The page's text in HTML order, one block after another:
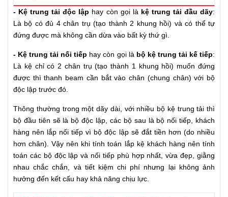
- Kệ trung tải độc lập hay còn gọi là kệ trung tải đầu dãy:
Là bộ có đủ 4 chân trụ (tạo thành 2 khung hồi) và có thể tự
đứng được mà không cần dừa vào bất kỳ thứ gì.
- Kệ trung tải nối tiếp hay còn gọi là bộ kệ trung tải kế tiếp:
Là kệ chỉ có 2 chân trụ (tạo thành 1 khung hồi) muốn đứng
được thì thanh beam cần bắt vào chân (chung chân) với bộ
độc lập trước đó.
Thông thường trong một dãy dài, với nhiều bộ kệ trung tải thì
bộ đầu tiên sẽ là bộ độc lập, các bộ sau là bộ nối tiếp, khách
hàng nên lắp nối tiếp vì bộ độc lập sẽ đắt tiền hơn (do nhiều
hơn chân). Vậy nên khi tính toán lắp kệ khách hàng nên tính
toán các bộ độc lập và nối tiếp phù hợp nhất, vừa đẹp, giằng
nhau chắc chắn, và tiết kiệm chi phí nhưng lại không ảnh
hưởng đến kết cấu hay khả năng chịu lực.